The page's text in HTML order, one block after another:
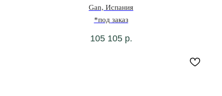
Gan, Испания
*под заказ
105 105 р.